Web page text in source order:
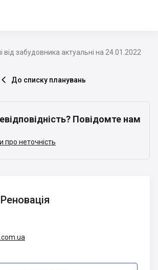
від забудовника актуальні на 24.01.2022
 До списку планувань
Повідомте нам
про неточність
Реновація